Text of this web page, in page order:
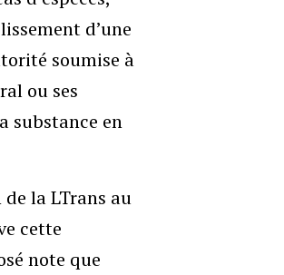
d’une
soumise à
ou ses
substance en
la LTrans au
cette
note que